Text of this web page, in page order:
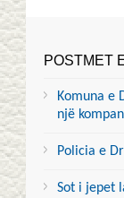
POSTMET
Komuna e
një
Policia e
Sot i jepet